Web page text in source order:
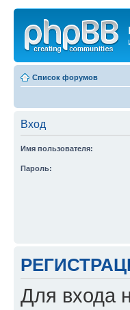
Список форумов
Вход
Имя пользователя:
Пароль:
Для входа